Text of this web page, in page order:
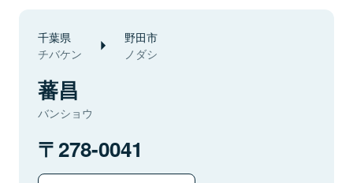
千葉県
チバケン
野田市
ノダシ
蕃昌
バンショウ
278-0041